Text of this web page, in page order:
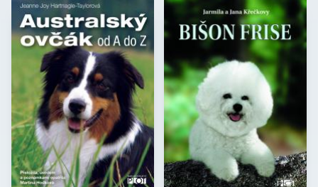
Autor:
J. J. Hartnagle-
Taylorová
Edice:
Portréty
Počet stran:
384
Formát:
A4 (210 x 280)
Vazba:
V8a (pevná)
Obrazová
část:
čb a barevné
fotografie
Datum
vydání:
26. 7. 2018
Jarmila a Jana
Edice:
Portréty
Počet
stran:
Formát:
A5
Vazba:
V8a (pevná)
Obrazová
část:
Černobílé a barevné
fotografie
Datum
vydání:
10. 10. 2002